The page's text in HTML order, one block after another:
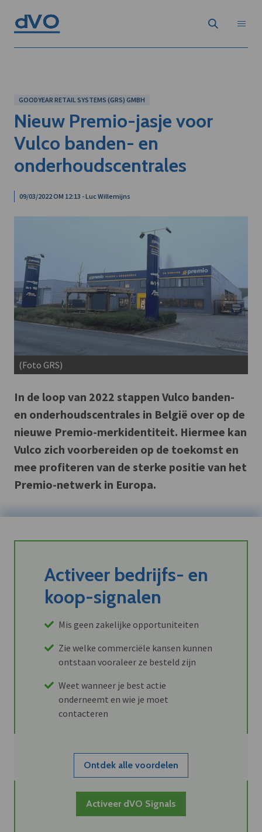
GOODYEAR RETAIL SYSTEMS (GRS) GMBH
Nieuw Premio-jasje voor
Vulco banden- en
onderhoudscentrales
09/03/2022 OM 12:13 - Luc Willemijns
(Foto GRS)
In de loop van 2022 stappen Vulco banden-
en onderhoudscentrales in België over op de
nieuwe Premio-merkidentiteit. Hiermee kan
Vulco zich voorbereiden op de toekomst en
mee profiteren van de sterke positie van het
Premio-netwerk in Europa.
Activeer bedrijfs- en
koop-signalen
Mis geen zakelijke opportuniteiten
Zie welke commerciële kansen kunnen
ontstaan vooraleer ze besteld zijn
Weet wanneer je best actie
onderneemt en wie je moet
contacteren
Ontdek alle voordelen
Activeer dVO Signals